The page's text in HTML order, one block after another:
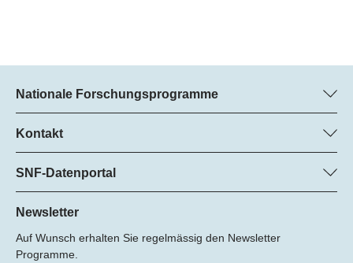
Nationale Forschungsprogramme
Hier finden Sie Informationen zu allen Nationalen
Forschungsprogrammen (NFP):
Alle NFP
Kontakt
Regine Maritz, SNF
Beatrice Schibler, SNF
Programm-Managerinnen
Tel.: +
E-Mail:
SNF-Datenportal
Hier finden Sie umfangreiche Informationen zu den vom SNF
geförderten Projekten.
Zum Datenportal
Newsletter
Auf Wunsch erhalten Sie regelmässig den Newsletter
Programme.